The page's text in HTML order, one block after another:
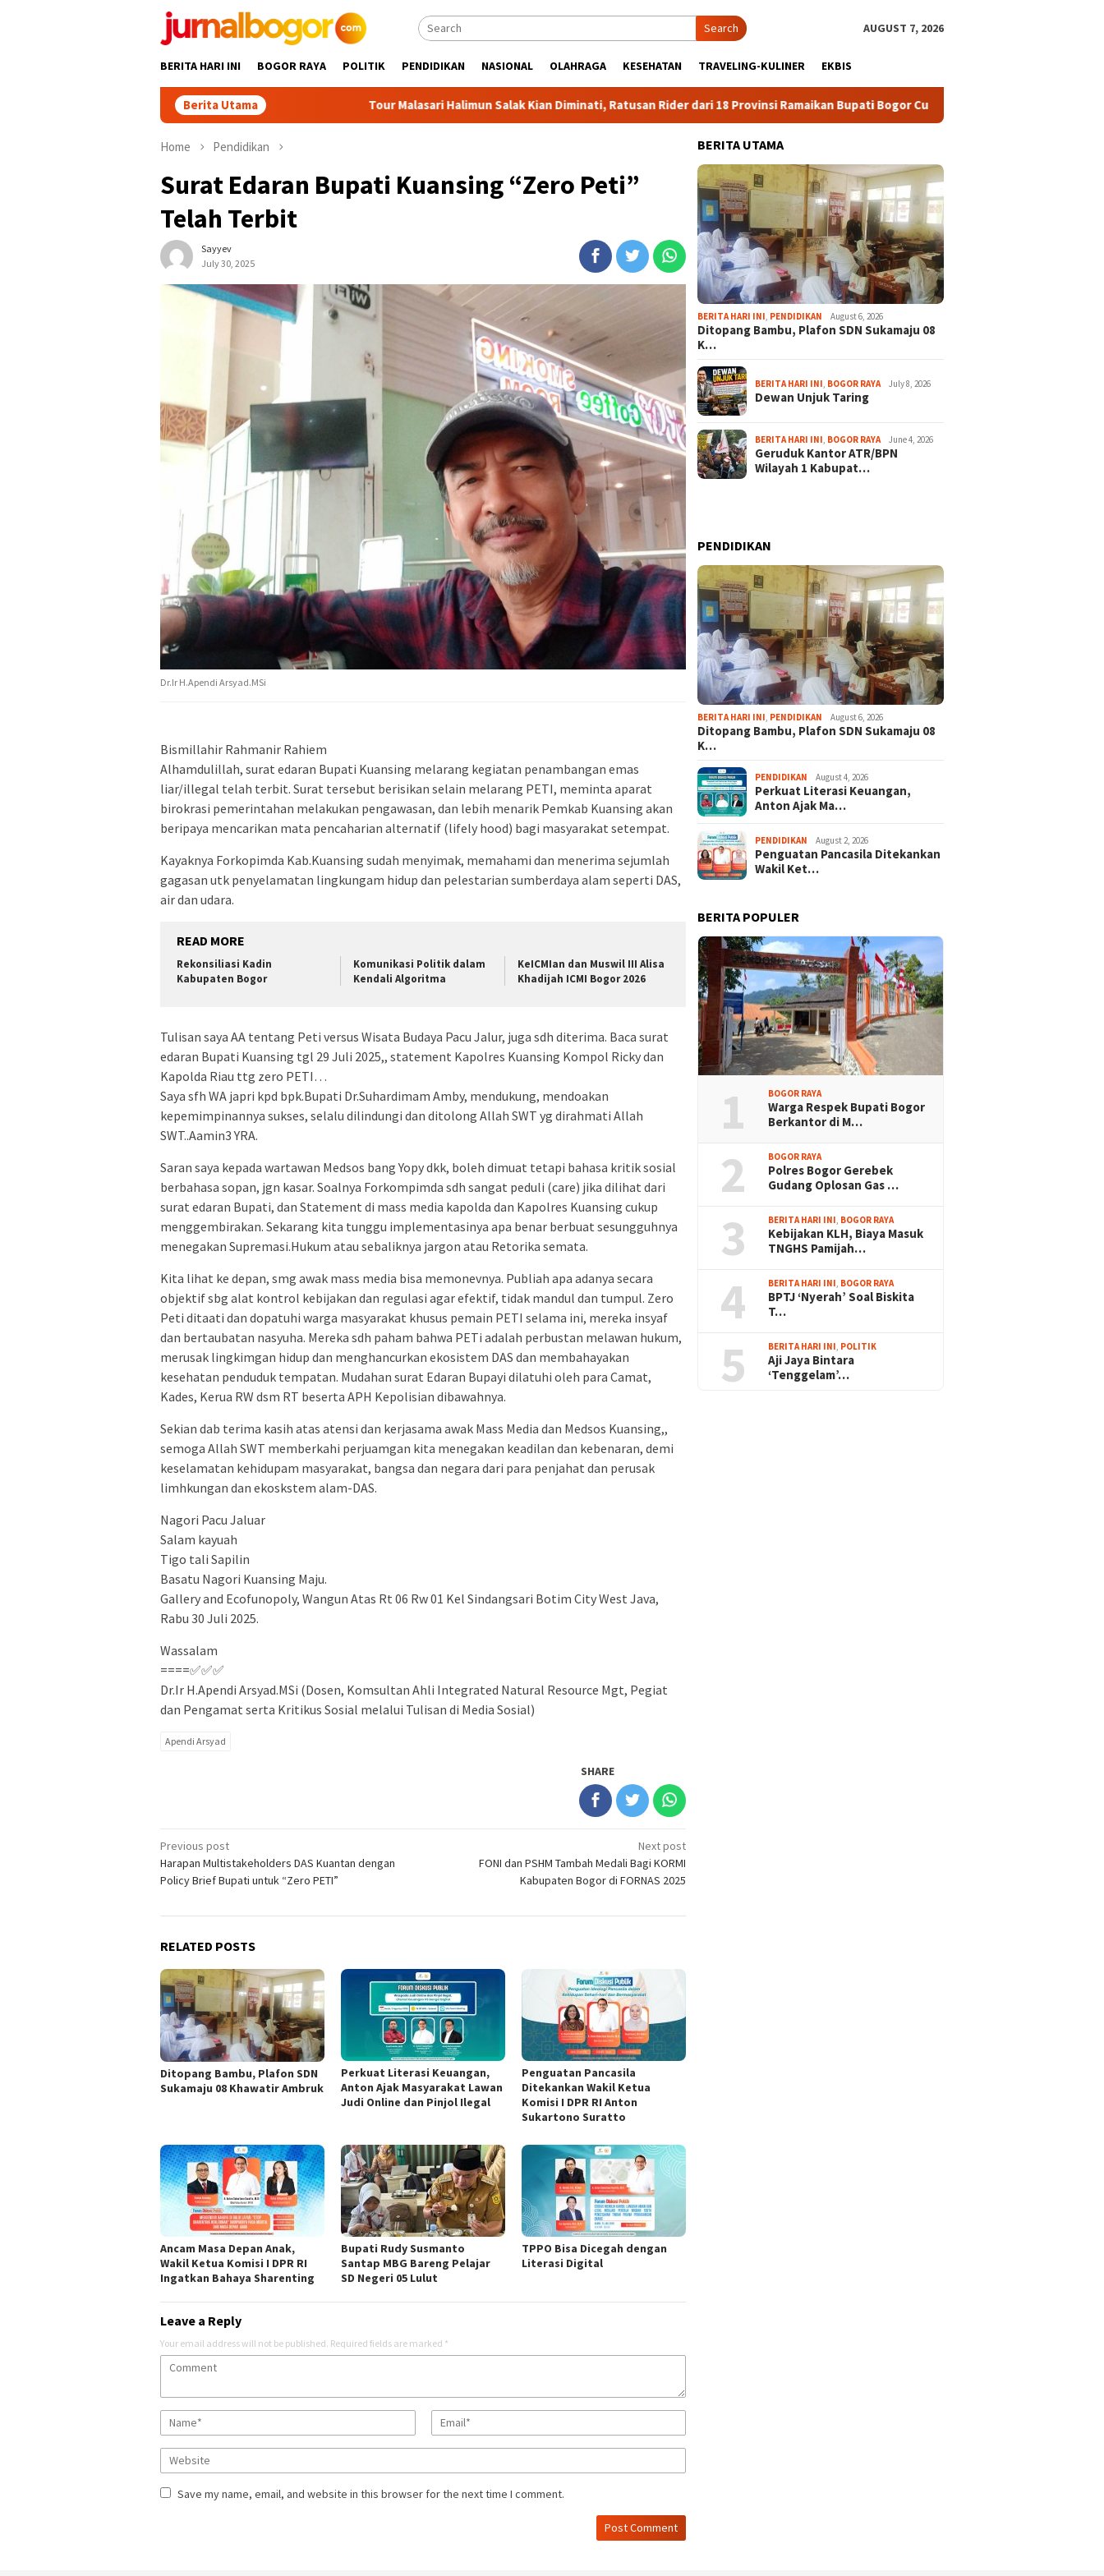
Search AUGUST 7, 2026
BERITA HARI INI BOGOR RAYA POLITIK PENDIDIKAN NASIONAL OLAHRAGA KESEHATAN TRAVELING-KULINER EKBIS
Berita Utama Tour Malasari Halimun Salak Kian Diminati, Ratusan Rider dari 18 Provinsi Ramaikan Bupati Bogor Cup 2026 Ekspedisi Bogor Biru ke-5,
Home Pendidikan
Surat Edaran Bupati Kuansing “Zero Peti”
Telah Terbit
Sayyev
July 30, 2025
Dr.Ir H.Apendi Arsyad.MSi
Bismillahir Rahmanir Rahiem
Alhamdulillah, surat edaran Bupati Kuansing melarang kegiatan penambangan emas
liar/illegal telah terbit. Surat tersebut berisikan selain melarang PETI, meminta aparat
birokrasi pemerintahan melakukan pengawasan, dan lebih menarik Pemkab Kuansing akan
beripaya mencarikan mata pencaharian alternatif (lifely hood) bagi masyarakat setempat.
Kayaknya Forkopimda Kab.Kuansing sudah menyimak, memahami dan menerima sejumlah
gagasan utk penyelamatan lingkungam hidup dan pelestarian sumberdaya alam seperti DAS,
air dan udara.
READ MORE
Rekonsiliasi Kadin
Kabupaten Bogor
Komunikasi Politik dalam
Kendali Algoritma
KeICMIan dan Muswil III Alisa
Khadijah ICMI Bogor 2026
Tulisan saya AA tentang Peti versus Wisata Budaya Pacu Jalur, juga sdh diterima. Baca surat
edaran Bupati Kuansing tgl 29 Juli 2025,, statement Kapolres Kuansing Kompol Ricky dan
Kapolda Riau ttg zero PETI…
Saya sfh WA japri kpd bpk.Bupati Dr.Suhardimam Amby, mendukung, mendoakan
kepemimpinannya sukses, selalu dilindungi dan ditolong Allah SWT yg dirahmati Allah
SWT..Aamin3 YRA.
Saran saya kepada wartawan Medsos bang Yopy dkk, boleh dimuat tetapi bahasa kritik sosial
berbahasa sopan, jgn kasar. Soalnya Forkompimda sdh sangat peduli (care) jika dilihat dari
surat edaran Bupati, dan Statement di mass media kapolda dan Kapolres Kuansing cukup
menggembirakan. Sekarang kita tunggu implementasinya apa benar berbuat sesungguhnya
menegakan Supremasi.Hukum atau sebaliknya jargon atau Retorika semata.
Kita lihat ke depan, smg awak mass media bisa memonevnya. Publiah apa adanya secara
objektif sbg alat kontrol kebijakan dan regulasi agar efektif, tidak mandul dan tumpul. Zero
Peti ditaati dan dopatuhi warga masyarakat khusus pemain PETI selama ini, mereka insyaf
dan bertaubatan nasyuha. Mereka sdh paham bahwa PETi adalah perbustan melawan hukum,
merusak lingkimgan hidup dan menghancurkan ekosistem DAS dan membahayakan
kesehatan penduduk tempatan. Mudahan surat Edaran Bupayi dilatuhi oleh para Camat,
Kades, Kerua RW dsm RT beserta APH Kepolisian dibawahnya.
Sekian dab terima kasih atas atensi dan kerjasama awak Mass Media dan Medsos Kuansing,,
semoga Allah SWT memberkahi perjuamgan kita menegakan keadilan dan kebenaran, demi
keselamatan kehidupam masyarakat, bangsa dan negara dari para penjahat dan perusak
limhkungan dan ekoskstem alam-DAS.
Nagori Pacu Jaluar
Salam kayuah
Tigo tali Sapilin
Basatu Nagori Kuansing Maju.
Gallery and Ecofunopoly, Wangun Atas Rt 06 Rw 01 Kel Sindangsari Botim City West Java,
Rabu 30 Juli 2025.
Wassalam
====✅✅✅
Dr.Ir H.Apendi Arsyad.MSi (Dosen, Komsultan Ahli Integrated Natural Resource Mgt, Pegiat
dan Pengamat serta Kritikus Sosial melalui Tulisan di Media Sosial)
Apendi Arsyad
SHARE
Post
navigation
Previous post
Harapan Multistakeholders DAS Kuantan dengan
Policy Brief Bupati untuk “Zero PETI”
Next post
FONI dan PSHM Tambah Medali Bagi KORMI
Kabupaten Bogor di FORNAS 2025
RELATED POSTS
Ditopang Bambu, Plafon SDN
Sukamaju 08 Khawatir Ambruk
Perkuat Literasi Keuangan,
Anton Ajak Masyarakat Lawan
Judi Online dan Pinjol Ilegal
Penguatan Pancasila
Ditekankan Wakil Ketua
Komisi I DPR RI Anton
Sukartono Suratto
Ancam Masa Depan Anak,
Wakil Ketua Komisi I DPR RI
Ingatkan Bahaya Sharenting
Bupati Rudy Susmanto
Santap MBG Bareng Pelajar
SD Negeri 05 Lulut
TPPO Bisa Dicegah dengan
Literasi Digital
Leave a Reply
Your email address will not be published. Required fields are marked *
Save my name, email, and website in this browser for the next time I comment.
BERITA UTAMA
BERITA HARI INI PENDIDIKAN August 6, 2026
Ditopang Bambu, Plafon SDN Sukamaju 08
K…
BERITA HARI INI BOGOR RAYA July 8, 2026
Dewan Unjuk Taring
BERITA HARI INI BOGOR RAYA June 4, 2026
Geruduk Kantor ATR/BPN
Wilayah 1 Kabupat…
PENDIDIKAN
BERITA HARI INI PENDIDIKAN August 6, 2026
Ditopang Bambu, Plafon SDN Sukamaju 08
K…
PENDIDIKAN August 4, 2026
Perkuat Literasi Keuangan,
Anton Ajak Ma…
PENDIDIKAN August 2, 2026
Penguatan Pancasila Ditekankan
Wakil Ket…
BERITA POPULER
1 BOGOR RAYA
Warga Respek Bupati Bogor
Berkantor di M…
2 BOGOR RAYA
Polres Bogor Gerebek
Gudang Oplosan Gas …
3 BERITA HARI INI, BOGOR RAYA
Kebijakan KLH, Biaya Masuk
TNGHS Pamijah…
4 BERITA HARI INI, BOGOR RAYA
BPTJ ‘Nyerah’ Soal Biskita
T…
5 BERITA HARI INI, POLITIK
Aji Jaya Bintara
‘Tenggelam’…